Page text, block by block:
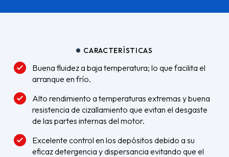
CARACTERÍSTICAS
Buena fluidez a baja temperatura; lo que facilita el
arranque en frío.
Alto rendimiento a temperaturas extremas y buena
resistencia de cizallamiento que evitan el desgaste
de las partes internas del motor.
Excelente control en los depósitos debido a su
eficaz detergencia y dispersancia evitando que el